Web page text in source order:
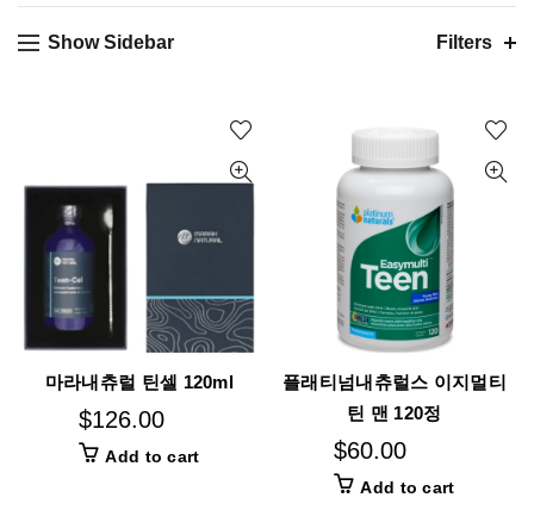
Show Sidebar Filters
마라내츄럴 틴셀 120ml
$126.00
Add to cart
플래티넘내츄럴스 이지멀티
틴 맨 120정
$60.00
Add to cart